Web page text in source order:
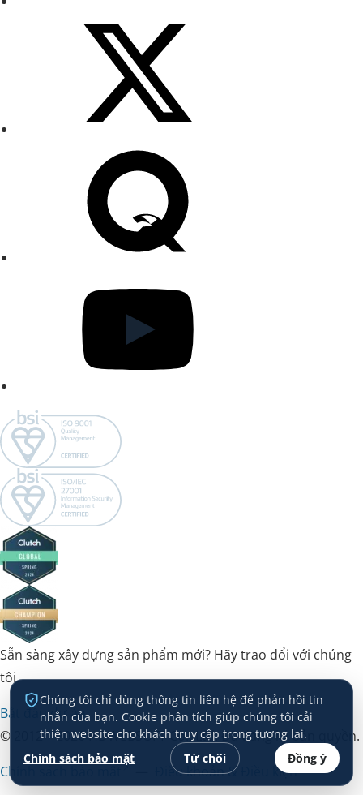
Sẵn sàng xây dựng sản phẩm mới? Hãy trao đổi với chúng
tôi.
Bắt đầu dự án →
© 2012 – 2026 HDWEBSOFT Co., Ltd. Đã đăng ký bản quyền.
Chính sách bảo mật
Điều khoản & Điều kiện
Chúng tôi chỉ dùng thông tin liên hệ để phản hồi tin
nhắn của bạn. Cookie phân tích giúp chúng tôi cải
thiện website cho khách truy cập trong tương lai.
Chính sách bảo mật
Từ chối Đồng ý